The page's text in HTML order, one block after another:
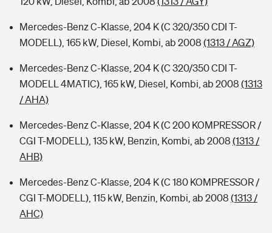
Mercedes-Benz C-Klasse, 204 K (C 320/350 CDI T-
MODELL), 165 kW, Diesel, Kombi, ab 2008 (1313 / AGZ)
Mercedes-Benz C-Klasse, 204 K (C 320/350 CDI T-
MODELL 4MATIC), 165 kW, Diesel, Kombi, ab 2008 (1313
/ AHA)
Mercedes-Benz C-Klasse, 204 K (C 200 KOMPRESSOR /
CGI T-MODELL), 135 kW, Benzin, Kombi, ab 2008 (1313 /
AHB)
Mercedes-Benz C-Klasse, 204 K (C 180 KOMPRESSOR /
CGI T-MODELL), 115 kW, Benzin, Kombi, ab 2008 (1313 /
AHC)